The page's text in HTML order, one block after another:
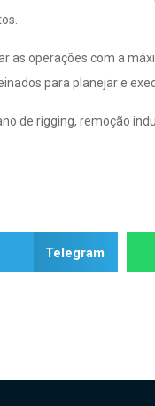
as operações com a
para planejar e
de rigging, remoção
Telegram